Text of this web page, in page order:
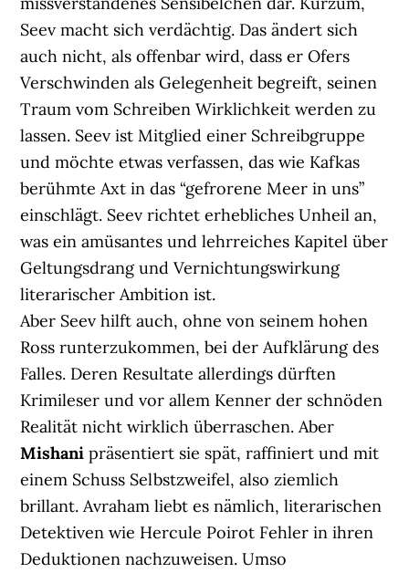
Seev macht sich verdächtig. Das ändert sich
auch nicht, als offenbar wird, dass er Ofers
Verschwinden als Gelegenheit begreift, seinen
Traum vom Schreiben Wirklichkeit werden zu
lassen. Seev ist Mitglied einer Schreibgruppe
und möchte etwas verfassen, das wie Kafkas
berühmte Axt in das “gefrorene Meer in uns”
einschlägt. Seev richtet erhebliches Unheil an,
was ein amüsantes und lehrreiches Kapitel über
Geltungsdrang und Vernichtungswirkung
literarischer Ambition ist.
Aber Seev hilft auch, ohne von seinem hohen
Ross runterzukommen, bei der Aufklärung des
Falles. Deren Resultate allerdings dürften
Krimileser und vor allem Kenner der schnöden
Realität nicht wirklich überraschen. Aber
Mishani präsentiert sie spät, raffiniert und mit
einem Schuss Selbstzweifel, also ziemlich
brillant. Avraham liebt es nämlich, literarischen
Detektiven wie Hercule Poirot Fehler in ihren
Deduktionen nachzuweisen. Umso